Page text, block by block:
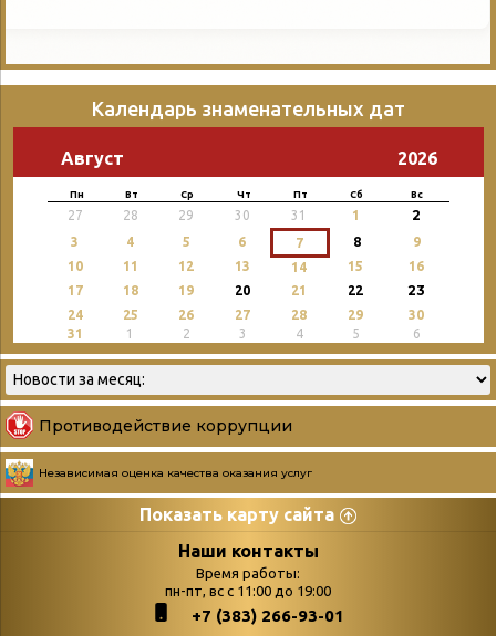
Календарь знаменательных дат
Август 2026
Пн Вт Ср Чт Пт Сб Вс
27 28 29 30 31 1 2
3 4 5 6 7 8
9
10
11 12 13 14 15
16
17
18 19 20 21 22 23
24 25 26 27 28 29
30
31
1 2 3 4 5 6
Противодействие коррупции
Независимая оценка качества оказания услуг
Показать карту сайта
Страницы
podvedenie-itogov-festivalya-
поступлений
Наши контакты
Время работы:
пн-пт, вс с 11:00 до 19:00
+7 (383) 266-93-01